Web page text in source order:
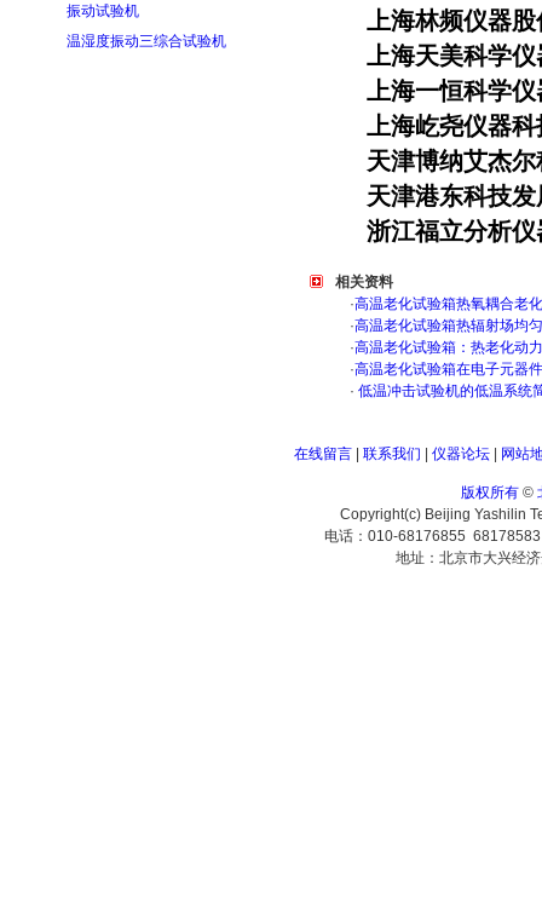
振动试验机
温湿度振动三综合试验机
上海林频仪器
上海天美科学
上海一恒科学
上海屹尧仪器
天津博纳艾杰
天津港东科技
浙江福立分析
相关资料
·高温老化试验箱热氧耦合老
·高温老化试验箱热辐射场均
·高温老化试验箱：热老化动
·高温老化试验箱在电子元器
· 低温冲击试验机的低温系统
在线留言| 联系我们 仪器论坛| 网站
版权所有©
Copyright(c) Beijing Yashilin
电话：010-68176855
地址：北京市大兴经